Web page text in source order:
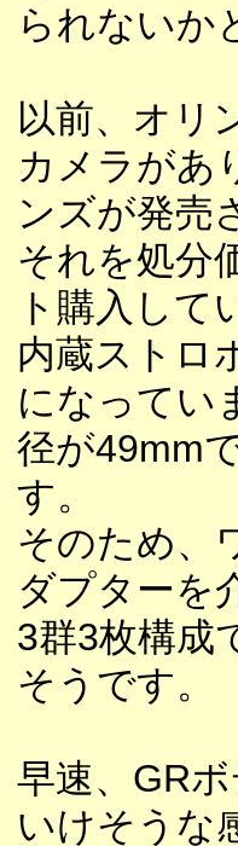
られないか
以前、オリ
カメラがあ
ンズが発売
それを処分
ト購入して
内蔵ストロ
になってい
径が49mm
す。
そのため、
ダプターを
3群3枚構成
そうです。
早速、GR
いけそうな